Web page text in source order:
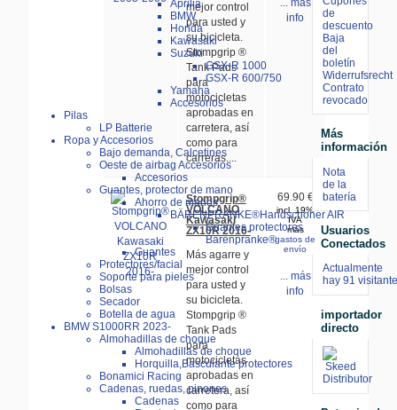
Aprilia
BMW
Honda
Kawasaki
Suzuki
GSX-R 1000
GSX-R 600/750
Yamaha
Accesorios
Pilas
LP Batterie
Ropa y Accesorios
Bajo demanda, Calcetines
Oeste de airbag Accesorios
Accesorios
Guantes, protector de mano
Ahorro de manos
BÄRENPRANKE®Handschoner AIR
Guantes protectores
Bärenpranke®
Guantes
Protectores/facial
Soporte para pieles
Bolsas
Secador
Botella de agua
BMW S1000RR 2023-
Almohadillas de choque
Almohadillas de choque
Horquilla,Basculante protectores
Bonamici Racing
Cadenas, ruedas, pinones
Cadenas
mejor control
para usted y
su bicicleta.
Stompgrip ®
Tank Pads
para
motocicletas
aprobadas en
carretera, así
como para
carreras....
... más
info
Stompgrip®
VOLCANO
Kawasaki
ZX10R 2016-
Más agarre y
mejor control
para usted y
su bicicleta.
Stompgrip ®
Tank Pads
para
motocicletas
aprobadas en
carretera, así
como para
69.90 €
incl. 19%
IVA
más
gastos de
envío
... más
info
de
descuento
Baja
del
boletín
Widerrufsrecht
Contrato
revocado
Más
información
Nota
de la
batería
Usuarios
Conectados
Actualmente
hay 91
importador
directo